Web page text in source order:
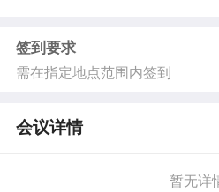
签到要求
需在指定地点范围内签到
会议详情
暂无详